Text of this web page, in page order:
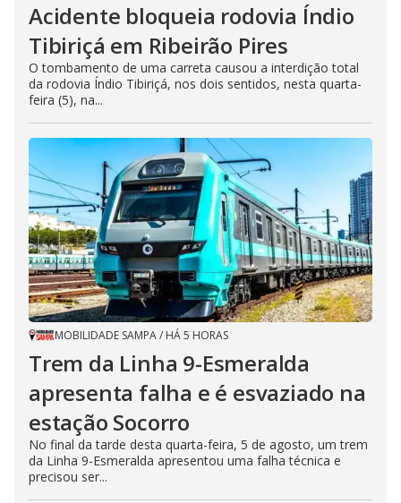
Acidente bloqueia rodovia Índio
Tibiriçá em Ribeirão Pires
O tombamento de uma carreta causou a interdição total
da rodovia Índio Tibiriçá, nos dois sentidos, nesta quarta-
feira (5), na...
MOBILIDADE SAMPA/ HÁ 5 HORAS
Trem da Linha 9-Esmeralda
apresenta falha e é esvaziado na
estação Socorro
No final da tarde desta quarta-feira, 5 de agosto, um trem
da Linha 9-Esmeralda apresentou uma falha técnica e
precisou ser...